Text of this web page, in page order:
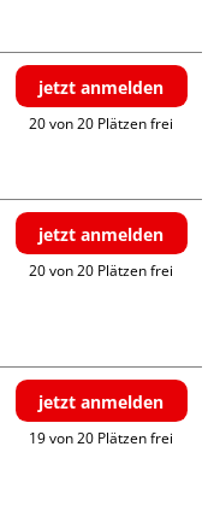
jetzt anmelden
20 von 20 Plätzen frei
jetzt anmelden
20 von 20 Plätzen frei
jetzt anmelden
19 von 20 Plätzen frei